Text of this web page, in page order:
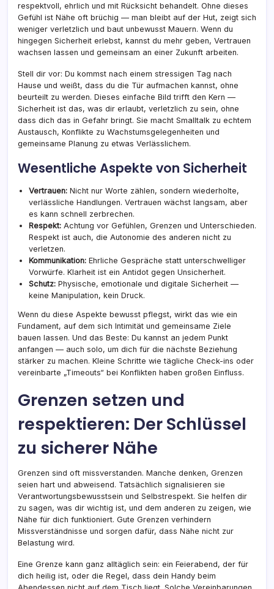
respektvoll, ehrlich und mit Rücksicht behandelt. Ohne dieses
Gefühl ist Nähe oft brüchig — man bleibt auf der Hut, zeigt sich
weniger verletzlich und baut unbewusst Mauern. Wenn du
hingegen Sicherheit erlebst, kannst du mehr geben, Vertrauen
wachsen lassen und gemeinsam an einer Zukunft arbeiten.
Stell dir vor: Du kommst nach einem stressigen Tag nach
Hause und weißt, dass du die Tür aufmachen kannst, ohne
beurteilt zu werden. Dieses einfache Bild trifft den Kern —
Sicherheit ist das, was dir erlaubt, verletzlich zu sein, ohne
dass dich das in Gefahr bringt. Sie macht Smalltalk zu echtem
Austausch, Konflikte zu Wachstumsgelegenheiten und
gemeinsame Planung zu etwas Verlässlichem.
Wesentliche Aspekte von Sicherheit
Vertrauen: Nicht nur Worte zählen, sondern wiederholte,
verlässliche Handlungen. Vertrauen wächst langsam, aber
es kann schnell zerbrechen.
Respekt: Achtung vor Gefühlen, Grenzen und Unterschieden.
Respekt ist auch, die Autonomie des anderen nicht zu
verletzen.
Kommunikation: Ehrliche Gespräche statt unterschwelliger
Vorwürfe. Klarheit ist ein Antidot gegen Unsicherheit.
Schutz: Physische, emotionale und digitale Sicherheit —
keine Manipulation, kein Druck.
Wenn du diese Aspekte bewusst pflegst, wirkt das wie ein
Fundament, auf dem sich Intimität und gemeinsame Ziele
bauen lassen. Und das Beste: Du kannst an jedem Punkt
anfangen — auch solo, um dich für die nächste Beziehung
stärker zu machen. Kleine Schritte wie tägliche Check-ins oder
vereinbarte „Timeouts“ bei Konflikten haben großen Einfluss.
Grenzen setzen und
respektieren: Der Schlüssel
zu sicherer Nähe
Grenzen sind oft missverstanden. Manche denken, Grenzen
seien hart und abweisend. Tatsächlich signalisieren sie
Verantwortungsbewusstsein und Selbstrespekt. Sie helfen dir
zu sagen, was dir wichtig ist, und dem anderen zu zeigen, wie
Nähe für dich funktioniert. Gute Grenzen verhindern
Missverständnisse und sorgen dafür, dass Nähe nicht zur
Belastung wird.
Eine Grenze kann ganz alltäglich sein: ein Feierabend, der für
dich heilig ist, oder die Regel, dass dein Handy beim